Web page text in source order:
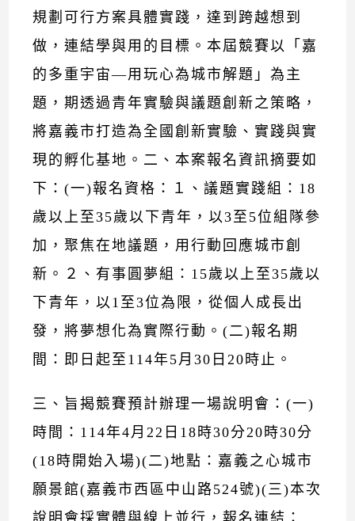
規劃可行方案具體實踐，達到跨越想到
做，連結學與用的目標。本屆競賽以「嘉
的多重宇宙—用玩心為城市解題」為主
題，期透過青年實驗與議題創新之策略，
將嘉義市打造為全國創新實驗、實踐與實
現的孵化基地。二、本案報名資訊摘要如
下：(一)報名資格：１、議題實踐組：18
歲以上至35歲以下青年，以3至5位組隊參
加，聚焦在地議題，用行動回應城市創
新。２、有事圓夢組：15歲以上至35歲以
下青年，以1至3位為限，從個人成長出
發，將夢想化為實際行動。(二)報名期
間：即日起至114年5月30日20時止。
三、旨揭競賽預計辦理一場說明會：(一)
時間：114年4月22日18時30分20時30分
(18時開始入場)(二)地點：嘉義之心城市
願景館(嘉義市西區中山路524號)(三)本次
說明會採實體與線上並行，報名連結：